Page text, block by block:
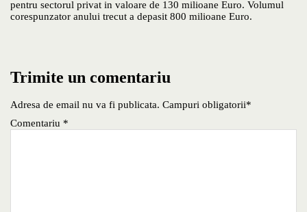
pentru sectorul privat in valoare de 130 milioane Euro. Volumul
corespunzator anului trecut a depasit 800 milioane Euro.
Trimite un comentariu
Adresa de email nu va fi publicata. Campuri obligatorii*
Comentariu *